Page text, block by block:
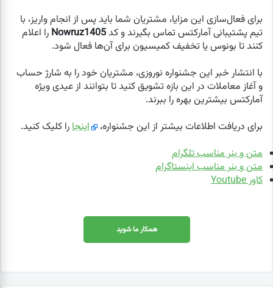
برای فعال‌سازی این مزایا، مشتریان شما باید پس از انجام واریز، با
تیم پشتیبانی آمارکتس تماس بگیرند و کدNowruz1405 را اعلام
کنند تا بونوس یا تخفیف کمیسیون برای آن‌ها فعال شود.
با انتشار خبر این جشنواره نوروزی، مشتریان خود را به شارژ حساب
و آغاز معاملات در این بازه تشویق کنید تا بتوانند از عیدی ویژه
آمارکتس بیشترین بهره را ببرند.
برای دریافت اطلاعات بیشتر از این جشنواره،
اینجارا کلیک کنید.
متن و بنر مناسب تلگرام
متن و بنر مناسب اینستاگرام
کاور Youtube
همکار ما شوید